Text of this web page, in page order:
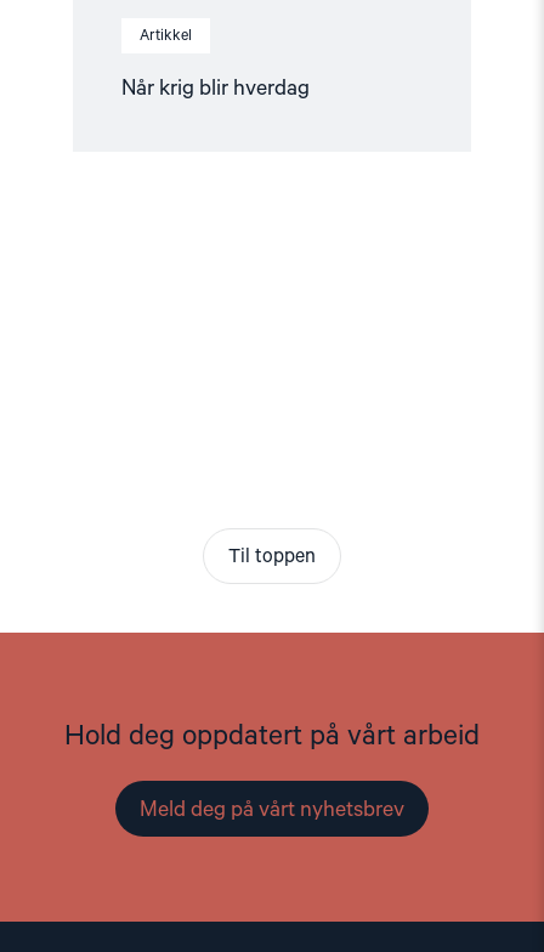
Artikkel
Når krig blir hverdag
Til toppen
Hold deg oppdatert på vårt arbeid
Meld deg på vårt nyhetsbrev